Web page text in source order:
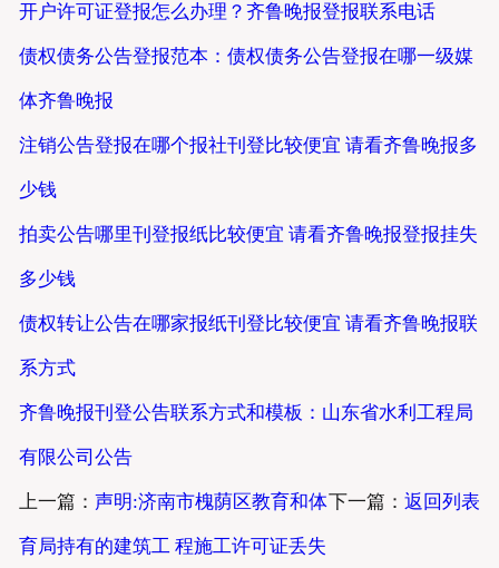
开户许可证登报怎么办理？齐鲁晚报登报联系电话
债权债务公告登报范本：债权债务公告登报在哪一级媒
体齐鲁晚报
注销公告登报在哪个报社刊登比较便宜 请看齐鲁晚报多
少钱
拍卖公告哪里刊登报纸比较便宜 请看齐鲁晚报登报挂失
多少钱
债权转让公告在哪家报纸刊登比较便宜 请看齐鲁晚报联
系方式
齐鲁晚报刊登公告联系方式和模板：山东省水利工程局
有限公司公告
下一篇：返回列表
上一篇： 声明:济南市槐荫区教育和体
育局持有的建筑工 程施工许可证丢失